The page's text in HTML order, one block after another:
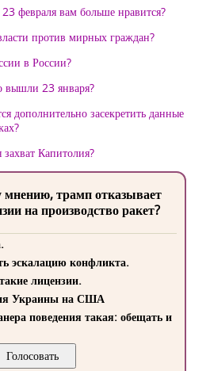
февраля вам больше нравится?
против мирных граждан?
в России?
вышли 23 января?
дополнительно засекретить данные
Капитолия?
трамп отказывает
на производство ракет?
эскалацию конфликта.
лицензии.
Украины на США
поведения такая: обещать и